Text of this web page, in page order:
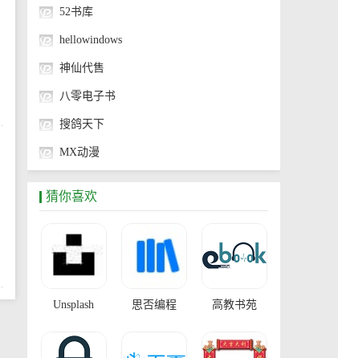
52书库
hellowindows
神仙代售
八零电子书
搜鸽天下
MX动漫
猜你喜欢
Unsplash 思否编程 高教书苑